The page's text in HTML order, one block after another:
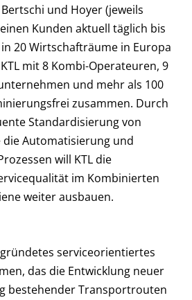
Bertschi und Hoyer (jeweils
Kunden aktuell täglich bis
20 Wirtschafträume in Europa
mit 8 Kombi-Operateuren, 9
und mehr als 100
zusammen. Durch
Standardisierung von
Automatisierung und
will KTL die
im Kombinierten
weiter ausbauen.
serviceorientiertes
das die Entwicklung neuer
bestehender Transportrouten